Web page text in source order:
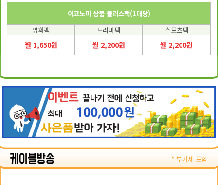
이코노미 상품 플러스팩(1대당)
영화팩
드라마팩 스포츠팩
월 1,650원 월 2,200원 월 2,200원
* 부가세 포함